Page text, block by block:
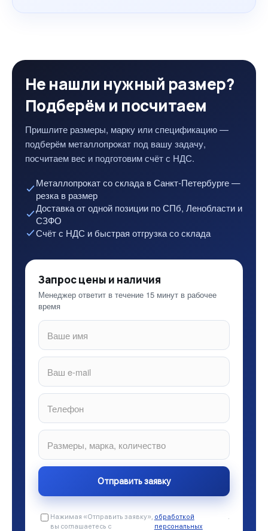
Не нашли нужный размер?
Подберём и посчитаем
Пришлите размеры, марку или спецификацию —
подберём металлопрокат под вашу задачу,
посчитаем вес и подготовим счёт с НДС.
Металлопрокат со склада в Санкт-Петербурге —
резка в размер
Доставка от одной позиции по СПб, Ленобласти и
СЗФО
Счёт с НДС и быстрая отгрузка со склада
Запрос цены и наличия
Менеджер ответит в течение 15 минут в рабочее
время
Нажимая «Отправить заявку»,
вы соглашаетесь с
обработкой
персональных
.